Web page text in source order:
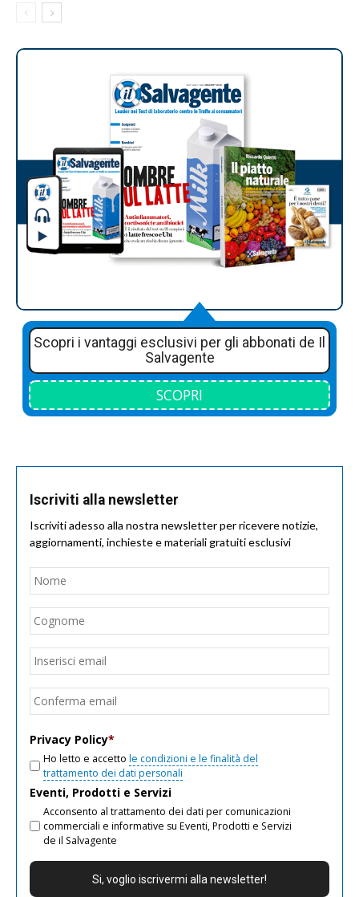
Scopri i vantaggi esclusivi per gli abbonati de Il
Salvagente
SCOPRI
Iscriviti alla newsletter
Iscriviti adesso alla nostra newsletter per ricevere notizie,
aggiornamenti, inchieste e materiali gratuiti esclusivi
Nome
Email
Privacy Policy*
Ho letto e accetto le condizioni e le finalità del
trattamento dei dati personali
Eventi, Prodotti e Servizi
Acconsento al trattamento dei dati per comunicazioni
commerciali e informative su Eventi, Prodotti e Servizi
de il Salvagente